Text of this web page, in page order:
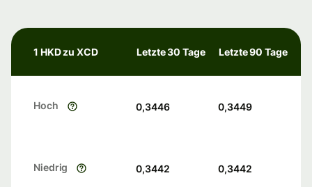
1 HKD zu XCD Letzte 30 Tage Letzte 90 Tage
Hoch 0,3446 0,3449
Niedrig 0,3442 0,3442